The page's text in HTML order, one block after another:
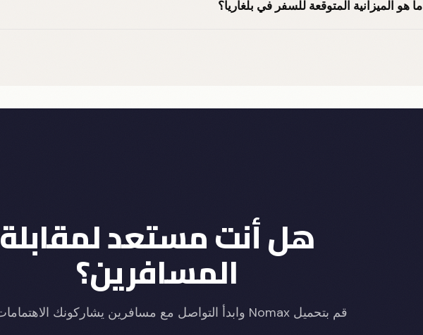
ما هو الميزانية المتوقعة للسفر في بلغاريا؟
هل أنت مستعد لمقابلة
المسافرين؟
قم بتحميل Nomax وابدأ التواصل مع مسافرين يشاركونك الاهتمامات اليوم